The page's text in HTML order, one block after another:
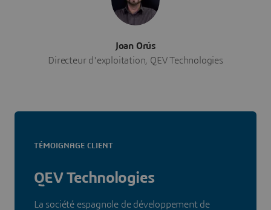
Joan Orús
Directeur d'exploitation, QEV Technologies
TÉMOIGNAGE CLIENT
QEV Technologies
La société espagnole de développement de